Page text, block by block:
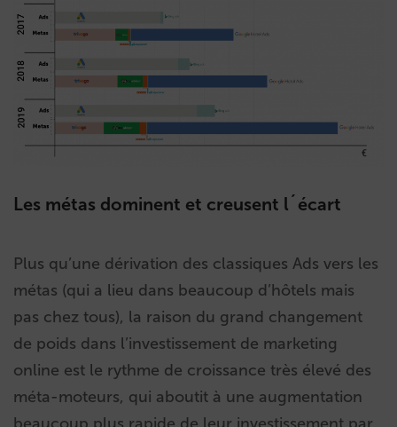
Les métas dominent et creusent l´écart
Plus qu’une dérivation des classiques Ads vers les
métas (qui a lieu dans beaucoup d’hôtels mais
pas chez tous), la raison du grand changement
de poids dans l’investissement de marketing
online est le rythme de croissance très élevé des
méta-moteurs, qui aboutit à une augmentation